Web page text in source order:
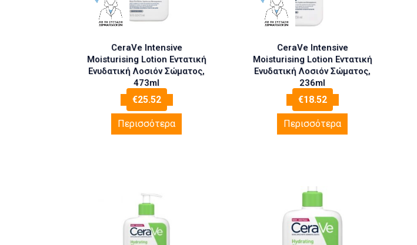
CeraVe Intensive
Moisturising Lotion Εντατική
Ενυδατική Λοσιόν Σώματος,
473ml
€25.52
Περισσότερα
CeraVe Intensive
Moisturising Lotion Εντατική
Ενυδατική Λοσιόν Σώματος,
236ml
€18.52
Περισσότερα